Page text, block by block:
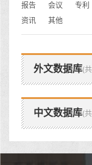
报告
会议 专利
资讯
其他
外文数据库(
中文数据库(